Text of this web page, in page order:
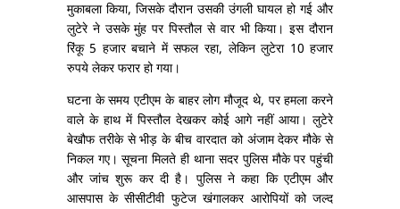
मुकाबला किया, जिसके दौरान उसकी उंगली घायल हो गई और
लुटेरे ने उसके मुंह पर पिस्तौल से वार भी किया। इस दौरान
रिंकू 5 हजार बचाने में सफल रहा, लेकिन लुटेरा 10 हजार
रुपये लेकर फरार हो गया।
घटना के समय एटीएम के बाहर लोग मौजूद थे, पर हमला करने
वाले के हाथ में पिस्तौल देखकर कोई आगे नहीं आया। लुटेरे
बेखौफ तरीके से भीड़ के बीच वारदात को अंजाम देकर मौके से
निकल गए। सूचना मिलते ही थाना सदर पुलिस मौके पर पहुंची
और जांच शुरू कर दी है। पुलिस ने कहा कि एटीएम और
आसपास के सीसीटीवी फुटेज खंगालकर आरोपियों को जल्द